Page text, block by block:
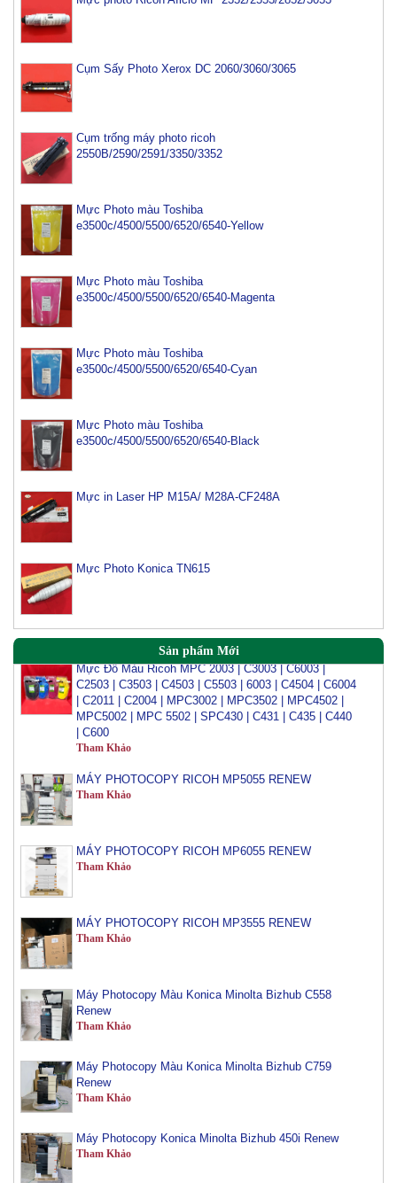
Cụm Sấy Photo Xerox DC 2060/3060/3065
Cụm trống máy photo ricoh
2550B/2590/2591/3350/3352
Mực Photo màu Toshiba
e3500c/4500/5500/6520/6540-Yellow
Mực Photo màu Toshiba
e3500c/4500/5500/6520/6540-Magenta
Mực Photo màu Toshiba
e3500c/4500/5500/6520/6540-Cyan
Mực Photo màu Toshiba
e3500c/4500/5500/6520/6540-Black
Mực in Laser HP M15A/ M28A-CF248A
Mực Photo Konica TN615
Sản phẩm Mới
Mực máy photo ricoh MP 2554/ 3054/ 3554/ 3054SP/
Mực Đổ Màu Ricoh MPC 2003 | C3003 | C6003 |
C2503 | C3503 | C4503 | C5503 | 6003 | C4504 | C6004
| C2011 | C2004 | MPC3002 | MPC3502 | MPC4502 |
MPC5002 | MPC 5502 | SPC430 | C431 | C435 | C440
| C600
Tham Khảo
Tham Khảo
Tham Khảo
Tham Khảo
Renew
Tham Khảo
Renew
Tham Khảo
Tham Khảo